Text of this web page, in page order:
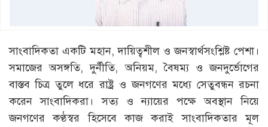
সাংবাদিকতা একটি মহান, দায়িত্বশীল ও জনস্বার্থসংশ্লিষ্ট পেশা।
সমাজের অসঙ্গতি, দুর্নীতি, অনিয়ম, বৈষম্য ও জনদুর্ভোগের
বাস্তব চিত্র তুলে ধরে রাষ্ট্র ও জনগণের মধ্যে সেতুবন্ধন রচনা
করেন সাংবাদিকরা। সত্য ও ন্যায়ের পক্ষে অবস্থান নিয়ে
জনগণের কণ্ঠস্বর হিসেবে কাজ করাই সাংবাদিকতার মূল